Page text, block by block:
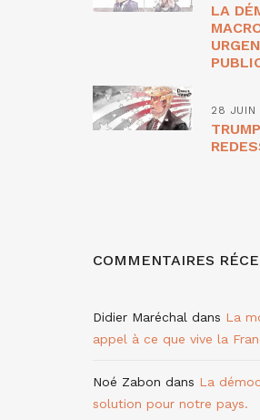
LA
28 JUIN
COMMENTAIRES
Didier Maréchal dans La
appel à ce que vive la
Noé Zabon dans La
solution pour notre pays.